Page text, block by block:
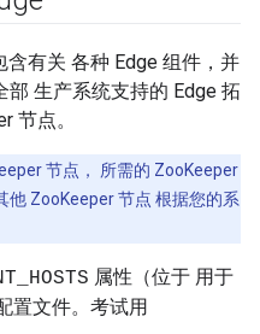
有关 各种 Edge 组件，并
生产系统支持的 Edge 拓
节点。
节点， 所需的 ZooKeeper
ZooKeeper 节点 根据您的系
属性（位于 用于
置文件。考试用